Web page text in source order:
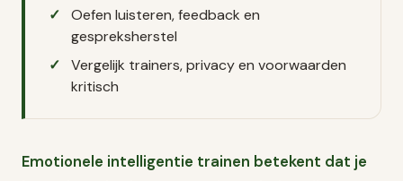
Oefen luisteren, feedback en
gespreksherstel
Vergelijk trainers, privacy en voorwaarden
kritisch
Emotionele intelligentie trainen betekent dat je